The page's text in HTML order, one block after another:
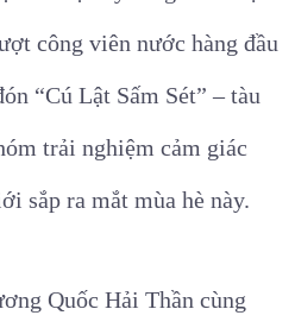
công viên nước hàng đầu
“Cú Lật Sấm Sét” – tàu
trải nghiệm cảm giác
sắp ra mắt mùa hè này.
Quốc Hải Thần cùng